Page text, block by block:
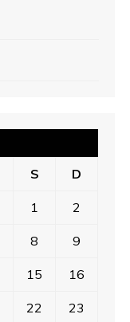
S D
1 2
8 9
15 16
22 23